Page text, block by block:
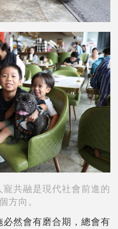
共融是現代社會前進的
方向。
然會有磨合期，總會有